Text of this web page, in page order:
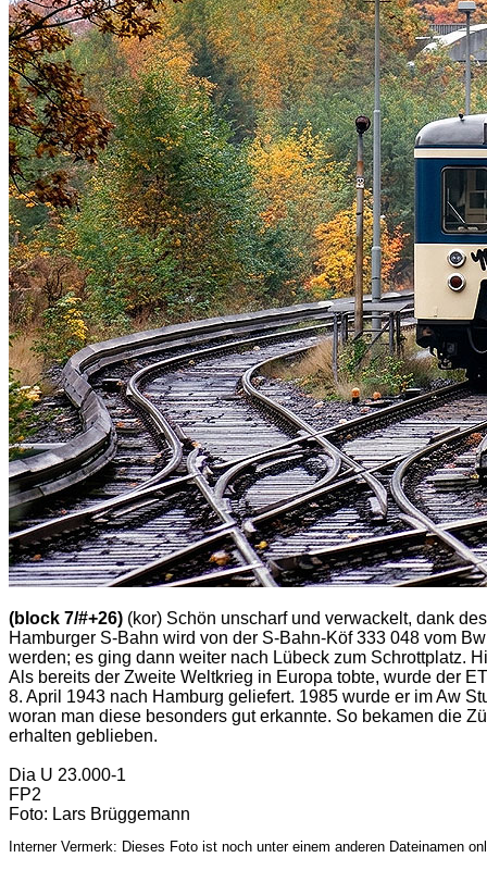
(block 7/#+26) (kor) Schön unscharf und verwackelt, dank
Hamburger S-Bahn wird von der S-Bahn-Köf 333 048 vom
werden; es ging dann weiter nach Lübeck zum Schrottplatz.
Als bereits der Zweite Weltkrieg in Europa tobte, wurde der
8. April 1943 nach Hamburg geliefert. 1985 wurde er im Aw
woran man diese besonders gut erkannte. So bekamen die
erhalten geblieben.
Dia U 23.000-1
FP2
Foto: Lars Brüggemann
Interner Vermerk: Dieses Foto ist noch unter einem anderen Dateinamen